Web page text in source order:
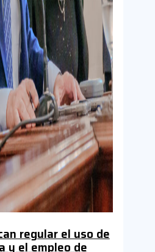
regular el uso de
y el empleo de